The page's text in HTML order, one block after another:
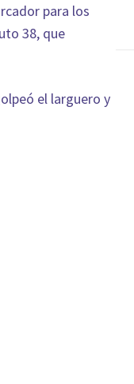
para los
38, que
el larguero y